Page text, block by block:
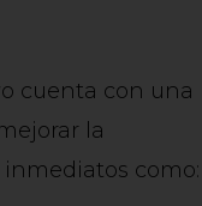
cuenta con una
la
como: